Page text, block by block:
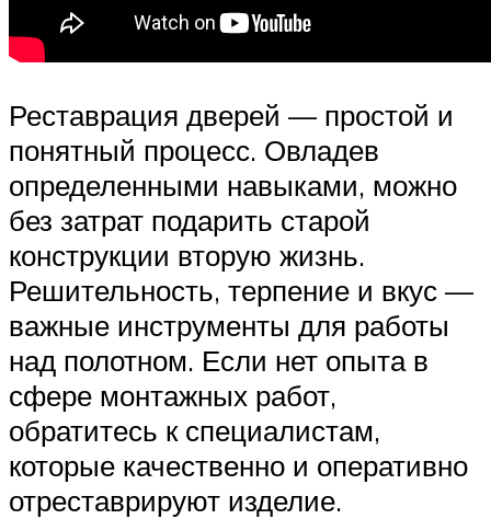
Реставрация дверей — простой и
понятный процесс. Овладев
определенными навыками, можно
без затрат подарить старой
конструкции вторую жизнь.
Решительность, терпение и вкус —
важные инструменты для работы
над полотном. Если нет опыта в
сфере монтажных работ,
обратитесь к специалистам,
которые качественно и оперативно
отреставрируют изделие.